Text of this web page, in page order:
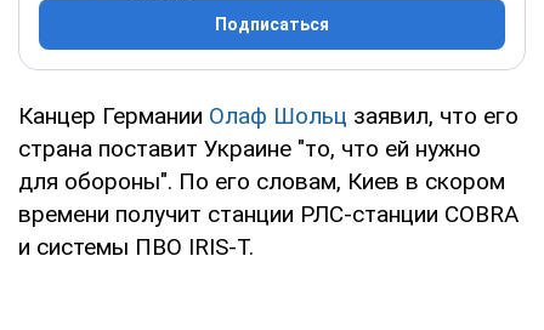
Подписаться
Канцер Германии Олаф Шольц заявил, что его
страна поставит Украине "то, что ей нужно
для обороны". По его словам, Киев в скором
времени получит станции РЛС-станции COBRA
и системы ПВО IRIS-T.